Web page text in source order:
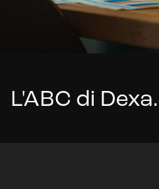
L'ABC di Dexa.